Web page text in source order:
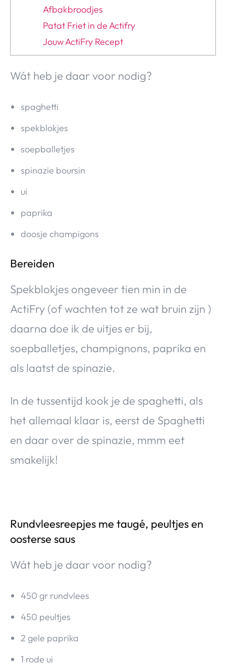
Afbakbroodjes
Patat Friet in de Actifry
Jouw ActiFry Recept
Wát heb je daar voor nodig?
spaghetti
spekblokjes
soepballetjes
spinazie boursin
ui
paprika
doosje champigons
Bereiden
Spekblokjes ongeveer tien min in de
ActiFry (of wachten tot ze wat bruin zijn )
daarna doe ik de uitjes er bij,
soepballetjes, champignons, paprika en
als laatst de spinazie.
In de tussentijd kook je de spaghetti, als
het allemaal klaar is, eerst de Spaghetti
en daar over de spinazie, mmm eet
smakelijk!
Rundvleesreepjes me taugé, peultjes en
oosterse saus
Wát heb je daar voor nodig?
450 gr rundvlees
450 peultjes
2 gele paprika
1 rode ui